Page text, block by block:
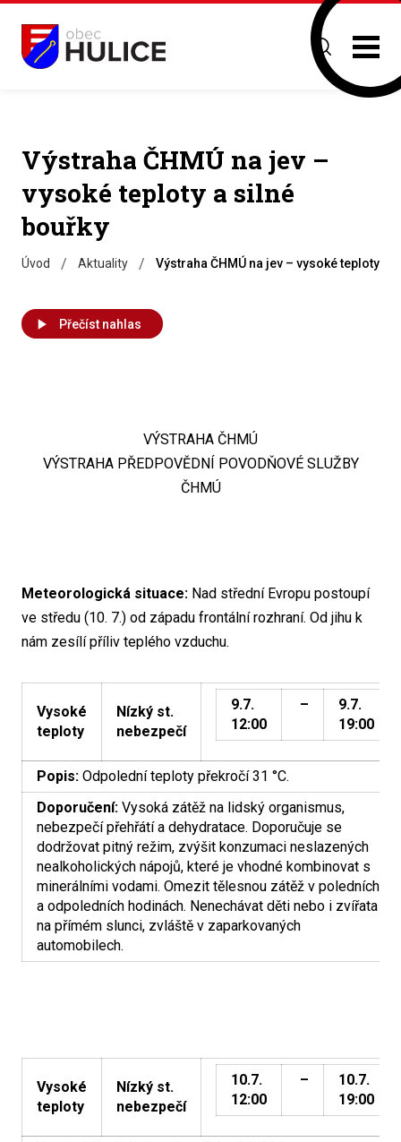
Výstraha ČHMÚ na jev –
vysoké teploty a silné
bouřky
Úvod / Aktuality / Výstraha ČHMÚ na jev – vysoké teploty a
Přečíst nahlas
VÝSTRAHA ČHMÚ
VÝSTRAHA PŘEDPOVĚDNÍ POVODŇOVÉ SLUŽBY
ČHMÚ
Meteorologická situace: Nad střední Evropu postoupí
ve středu (10. 7.) od západu frontální rozhraní. Od jihu k
nám zesílí příliv teplého vzduchu.
Vysoké
teploty
Nízký st.
nebezpečí
9.7.
12:00
–
9.7.
19:00
Popis: Odpolední teploty překročí 31 °C.
Doporučení: Vysoká zátěž na lidský organismus,
nebezpečí přehřátí a dehydratace. Doporučuje se
dodržovat pitný režim, zvýšit konzumaci neslazených
nealkoholických nápojů, které je vhodné kombinovat s
minerálními vodami. Omezit tělesnou zátěž v poledních
a odpoledních hodinách. Nenechávat děti nebo i zvířata
na přímém slunci, zvláště v zaparkovaných
automobilech.
Vysoké
teploty
Nízký st.
nebezpečí
10.7.
12:00
–
10.7.
19:00